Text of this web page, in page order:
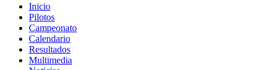
Inicio
Pilotos
Campeonato
Calendario
Resultados
Multimedia